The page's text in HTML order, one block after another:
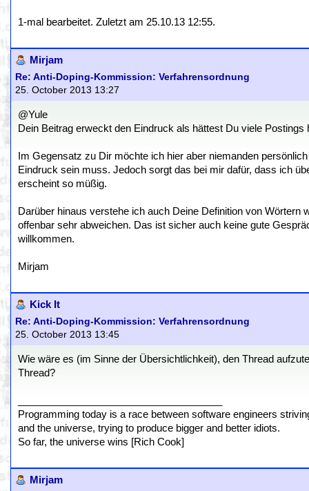
1-mal bearbeitet. Zuletzt am 25.10.13 12:55.
Mirjam
Re: Anti-Doping-Kommission: Verfahrensordnung
25. October 2013 13:27
@Yule
Dein Beitrag erweckt den Eindruck als hättest Du viele
Im Gegensatz zu Dir möchte ich hier aber niemanden
Eindruck sein muss. Jedoch sorgt das bei mir dafür, dass ich
erscheint so müßig.
Darüber hinaus verstehe ich auch Deine Definition von
offenbar sehr abweichen. Das ist sicher auch keine gute
willkommen.
Mirjam
Kick It
Re: Anti-Doping-Kommission: Verfahrensordnung
25. October 2013 13:45
Wie wäre es (im Sinne der Übersichtlichkeit), den Thread
Thread?
Programming today is a race between software engineers
and the universe, trying to produce bigger and better idiots.
So far, the universe wins [Rich Cook]
Mirjam